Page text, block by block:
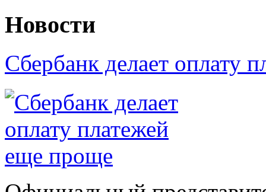
Новости
Сбербанк делает